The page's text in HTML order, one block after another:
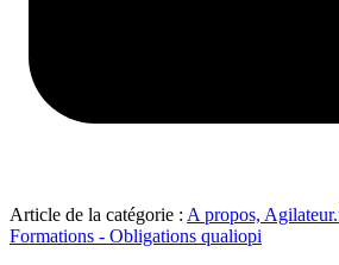
Article de la catégorie : A propos,
Formations - Obligations qualiopi